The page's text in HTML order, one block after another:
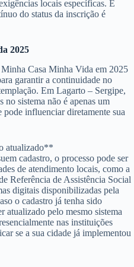
locais específicas. E
do status da inscrição é
2025
Casa Minha Vida em 2025
garantir a continuidade no
Em Lagarto – Sergipe,
no sistema não é apenas um
influenciar diretamente sua
atualizado**
cadastro, o processo pode ser
de atendimento locais, como a
Referência de Assistência Social
digitais disponibilizadas pela
o cadastro já tenha sido
atualizado pelo mesmo sistema
nas instituições
se a sua cidade já implementou